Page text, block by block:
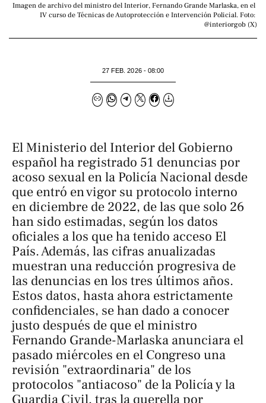
Imagen de archivo del ministro del Interior, Fernando Grande Marlaska, en el
IV curso de Técnicas de Autoprotección e Intervención Policial. Foto:
@interiorgob (X)
27 FEB. 2026 - 08:00
El Ministerio del Interior del Gobierno
español ha registrado 51 denuncias por
acoso sexual en la Policía Nacional desde
que entró en vigor su protocolo interno
en diciembre de 2022, de las que solo 26
han sido estimadas, según los datos
oficiales a los que ha tenido acceso El
País. Además, las cifras anualizadas
muestran una reducción progresiva de
las denuncias en los tres últimos años.
Estos datos, hasta ahora estrictamente
confidenciales, se han dado a conocer
justo después de que el ministro
Fernando Grande-Marlaska anunciara el
pasado miércoles en el Congreso una
revisión "extraordinaria" de los
protocolos "antiacoso" de la Policía y la
Guardia Civil, tras la querella por